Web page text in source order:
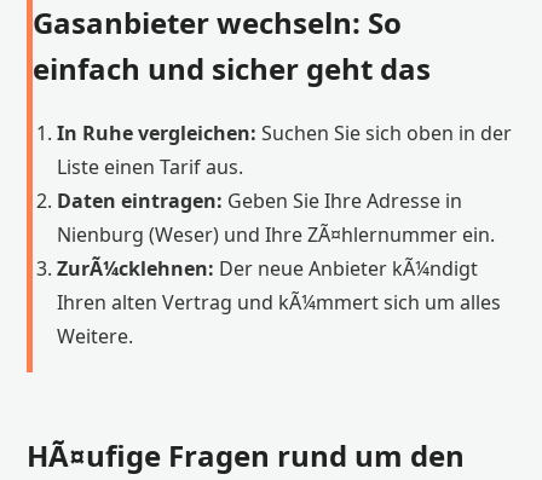
Gasanbieter wechseln: So
einfach und sicher geht das
In Ruhe vergleichen: Suchen Sie sich oben in der
Liste einen Tarif aus.
Daten eintragen: Geben Sie Ihre Adresse in
Nienburg (Weser) und Ihre ZÃ¤hlernummer ein.
ZurÃ¼cklehnen: Der neue Anbieter kÃ¼ndigt
Ihren alten Vertrag und kÃ¼mmert sich um alles
Weitere.
HÃ¤ufige Fragen rund um den